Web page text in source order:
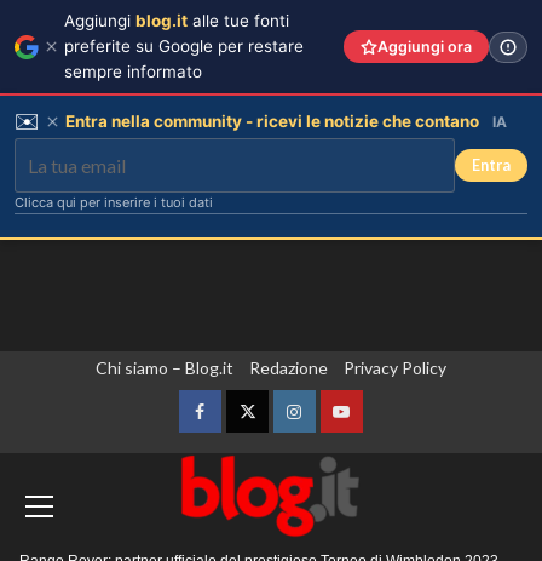
Chi siamo – Blog.it Redazione Privacy Policy
FacebookTwitterInstagramYouTube
Aggiungi blog.it alle tue fonti
preferite su Google per restare
sempre informato
Aggiungi ora
✉️ Entra nella community - ricevi le notizie che contano IA
Entra
Clicca qui per inserire i tuoi dati